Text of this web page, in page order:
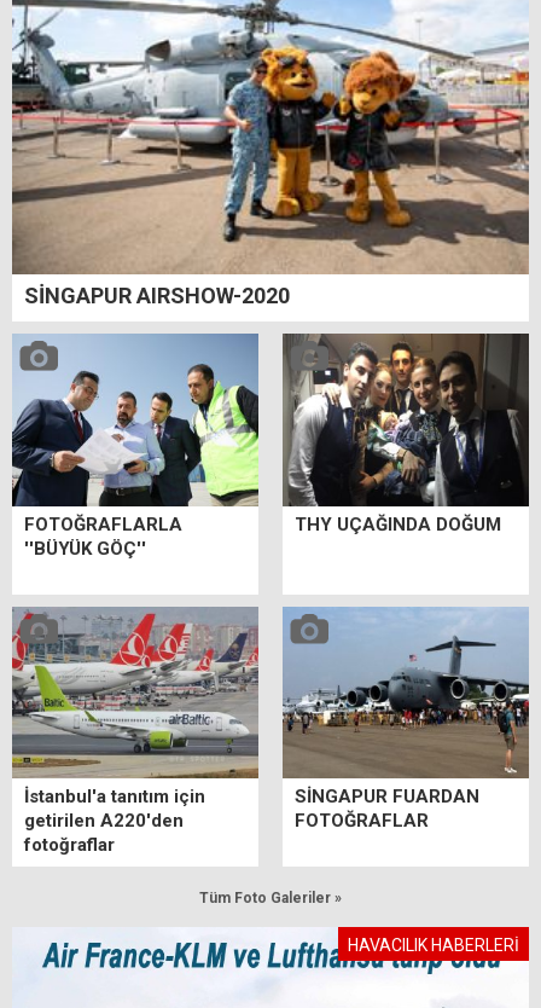
SİNGAPUR AIRSHOW-2020
FOTOĞRAFLARLA
''BÜYÜK GÖÇ''
THY UÇAĞINDA DOĞUM
İstanbul'a tanıtım için
getirilen A220'den
fotoğraflar
SİNGAPUR FUARDAN
FOTOĞRAFLAR
Tüm Foto Galeriler »
HAVACILIK HABERLERİ